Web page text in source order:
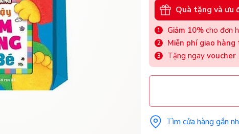
Quà tặng và ưu
Giảm 10% cho đơn
Miễn phí giao hàng
Tặng ngay voucher
Tìm cửa hàng gần